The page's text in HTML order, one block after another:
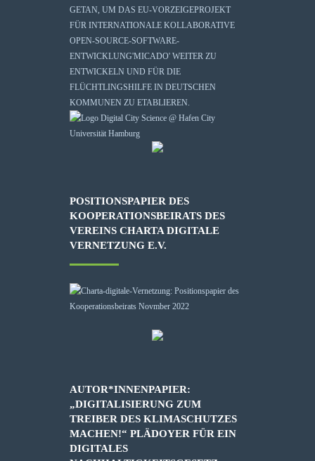
GETAN, UM DAS EU-VORZEIGEPROJEKT
FÜR INTERNATIONALE KOLLABORATIVE
OPEN-SOURCE-SOFTWARE-
ENTWICKLUNG'MICADO' WEITER ZU
ENTWICKELN UND FÜR DIE
FLÜCHTLINGSHILFE IN DEUTSCHEN
KOMMUNEN ZU ETABLIEREN.
POSITIONSPAPIER DES
KOOPERATIONSBEIRATS DES
VEREINS CHARTA DIGITALE
VERNETZUNG E.V.
AUTOR*INNENPAPIER:
„DIGITALISIERUNG ZUM
TREIBER DES KLIMASCHUTZES
MACHEN!“ PLÄDOYER FÜR EIN
DIGITALES